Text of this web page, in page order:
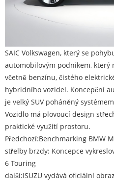
SAIC Volkswagen, který se
automobilovým podnikem, který
včetně benzínu, čistého
hybridního vozidel. Koncepční
je velký SUV poháněný
Vozidlo má plovoucí design
praktické využití prostoru.
Předchozí:Benchmarking BMW
střelby brzdy: Koncepce
6 Touring
další:ISUZU vydává oficiální